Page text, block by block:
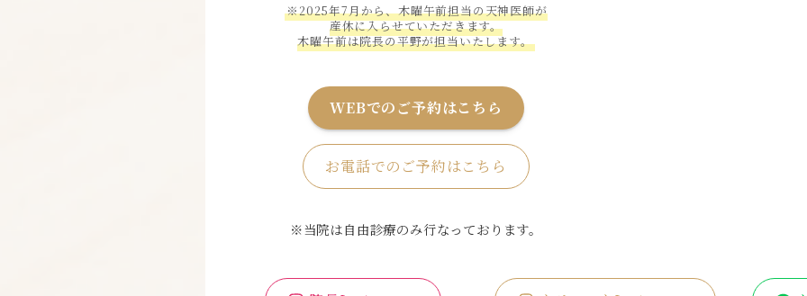
※2025年7月から、木曜午前担当の天神医師が
産休に入らせていただきます。
木曜午前は院長の平野が担当いたします。
WEBでのご予約はこちら
お電話でのご予約はこちら
※当院は自由診療のみ行なっております。